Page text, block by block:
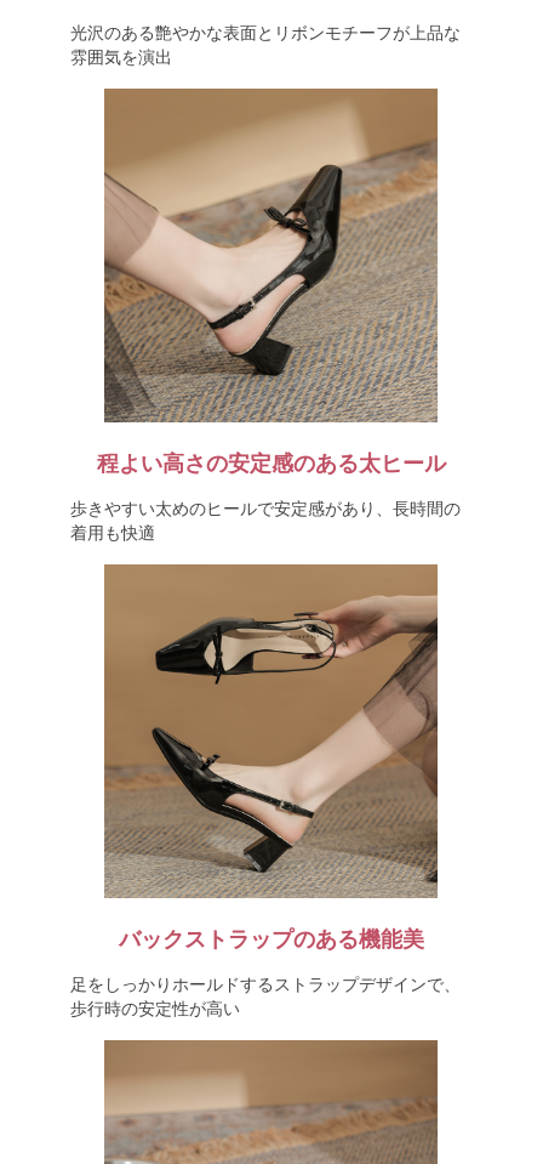
光沢のある艶やかな表面とリボンモチーフが上品な
雰囲気を演出
程よい高さの安定感のある太ヒール
歩きやすい太めのヒールで安定感があり、長時間の
着用も快適
バックストラップのある機能美
足をしっかりホールドするストラップデザインで、
歩行時の安定性が高い